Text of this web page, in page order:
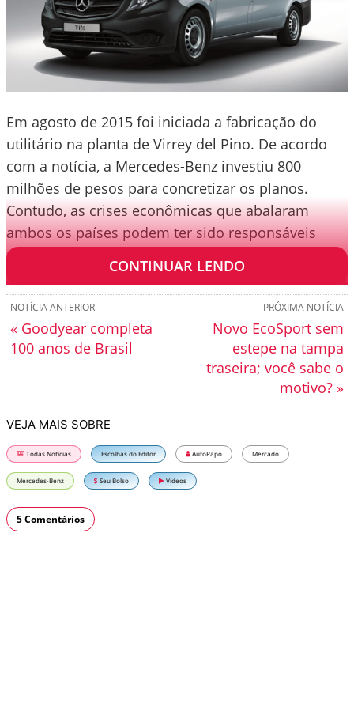
Em agosto de 2015 foi iniciada a fabricação do
utilitário na planta de Virrey del Pino. De acordo
com a notícia, a Mercedes-Benz investiu 800
milhões de pesos para concretizar os planos.
Contudo, as crises econômicas que abalaram
ambos os países podem ter sido responsáveis
pelo fracasso deles.
CONTINUAR LENDO
PRÓXIMA NOTÍCIA
Novo EcoSport sem
estepe na tampa
traseira; você sabe o
motivo? »
NOTÍCIA ANTERIOR
« Goodyear completa
100 anos de Brasil
VEJA MAIS SOBRE
Todas Notícias Escolhas do Editor AutoPapo Mercado
Mercedes-Benz Seu Bolso Vídeos
5 Comentários